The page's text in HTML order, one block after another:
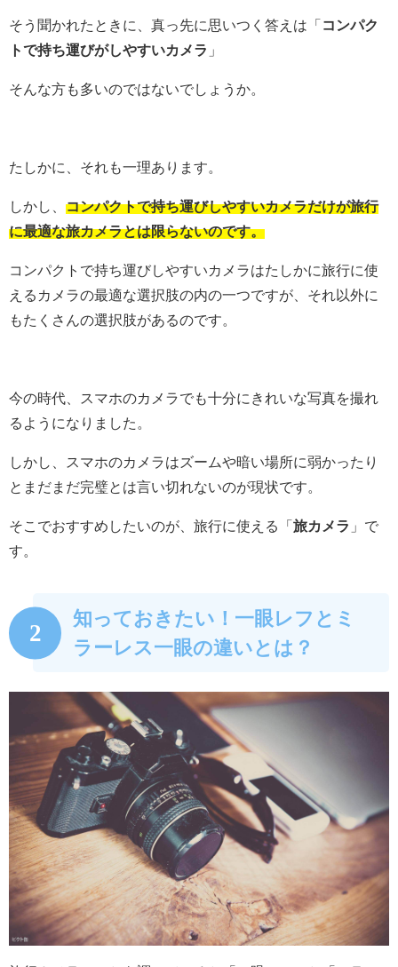
そう聞かれたときに、真っ先に思いつく答えは「 コンパク
トで持ち運びがしやすいカメラ 」
そんな方も多いのではないでしょうか。
たしかに、それも一理あります。
しかし、 コンパクトで持ち運びしやすいカメラだけが旅行
に最適な旅カメラとは限らないのです。
コンパクトで持ち運びしやすいカメラはたしかに旅行に使
えるカメラの最適な選択肢の内の一つですが、それ以外に
もたくさんの選択肢があるのです。
今の時代、スマホのカメラでも十分にきれいな写真を撮れ
るようになりました。
しかし、スマホのカメラはズームや暗い場所に弱かったり
とまだまだ完璧とは言い切れないのが現状です。
そこでおすすめしたいのが、旅行に使える「 旅カメラ 」で
す。
2
知っておきたい！一眼レフとミ
ラーレス一眼の違いとは？